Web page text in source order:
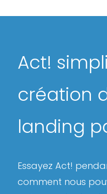
Act!
création
landing
Essayez Act!
comment nous